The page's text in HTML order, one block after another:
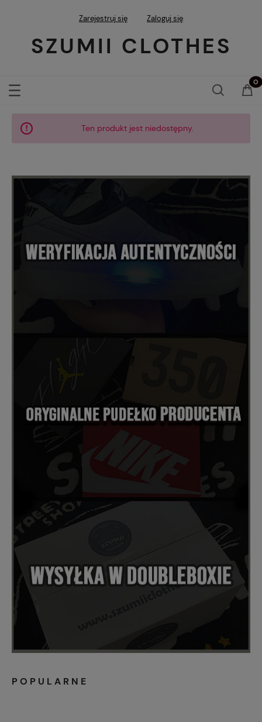
Zarejestruj się Zaloguj się
SZUMII CLOTHES
Ten produkt jest niedostępny.
POPULARNE